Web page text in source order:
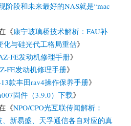
阶段和未来最好的NAS就是“mac
《康宁玻璃桥技术解析：FAU补
化与硅光代工格局重估》
FE发动机修理手册》
FE发动机修理手册》
款丰田rav4操作保养手册》
固件（3.9.0）下载》
《NPO/CPO光互联传闻解析：
、新易盛、天孚通信各自对应的真